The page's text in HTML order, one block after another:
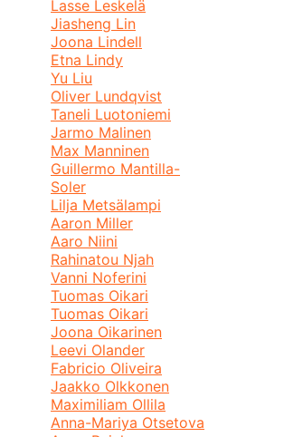
Lasse Leskelä
Jiasheng Lin
Joona Lindell
Etna Lindy
Yu Liu
Oliver Lundqvist
Taneli Luotoniemi
Jarmo Malinen
Max Manninen
Guillermo Mantilla-
Soler
Lilja Metsälampi
Aaron Miller
Aaro Niini
Rahinatou Njah
Vanni Noferini
Tuomas Oikari
Tuomas Oikari
Joona Oikarinen
Leevi Olander
Fabricio Oliveira
Jaakko Olkkonen
Maximiliam Ollila
Anna-Mariya Otsetova